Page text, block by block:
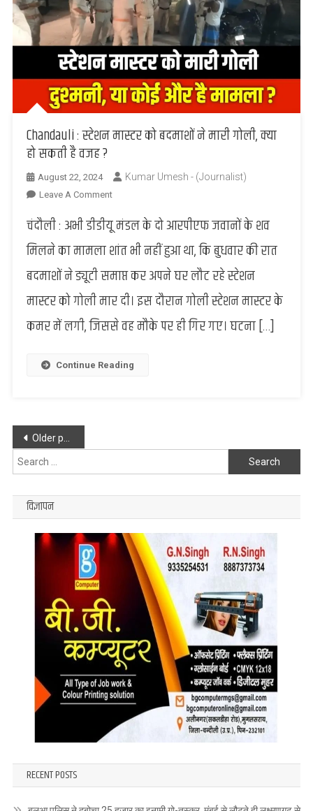
Chandauli : स्टेशन मास्टर को बदमाशों ने मारी गोली, क्या
हो सकती है वजह ?
August 22, 2024 Kumar Umesh - (Journalist)
Leave A CommentOn
स्टेशन
मास्टर
को
बदमाशों
ने
मारी
हो
चंदौली : अभी डीडीयू मंडल के दो आरपीएफ जवानों के शव
मिलने का मामला शांत भी नहीं हुआ था, कि बुधवार की रात
बदमाशों ने ड्यूटी समाप्त कर अपने घर लौट रहे स्टेशन
मास्टर को गोली मार दी। इस दौरान गोली स्टेशन मास्टर के
कमर में लगी, जिससे वह मौके पर ही गिर गए। घटना […]
Continue Reading
Posts
navigation
Older posts
Search
for:
विज्ञापन
RECENT POSTS